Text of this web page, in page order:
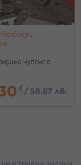
чупене в
€ / 58.67 лв.